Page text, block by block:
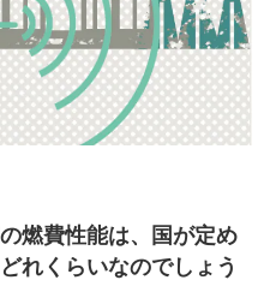
燃費性能は、国が定め
れくらいなのでしょう